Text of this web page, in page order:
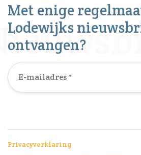
Met enige
Lodewijks
ontvangen?
Privacyverklaring